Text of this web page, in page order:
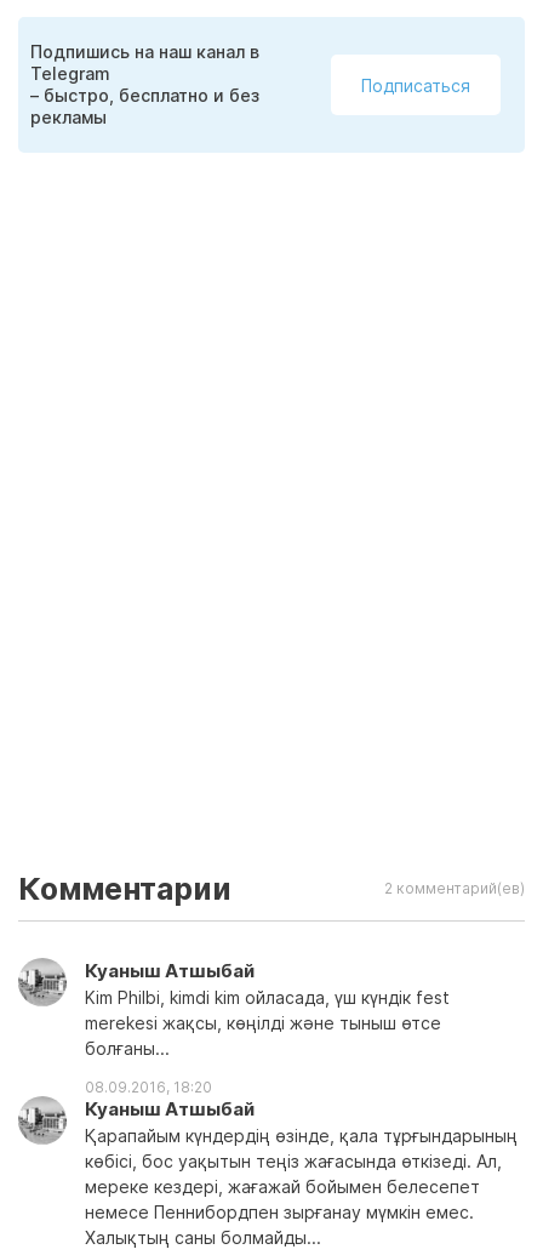
Подпишись на наш канал в
Telegram
– быстро, бесплатно и без
рекламы
Подписаться
Комментарии 2 комментарий(ев)
Куаныш Атшыбай
Kim Philbi, kimdi kim oйласада, үш күндік fest
merekesi жақсы, көңілді және тыныш өтсе
болғаны...
08.09.2016, 18:20
Куаныш Атшыбай
Қарапайым күндердің өзінде, қала тұрғындарының
көбісі, бос уақытын теңіз жағасында өткізеді. Ал,
мереке кездері, жағажай бойымен белесепет
немесе Пеннибордпен зырғанау мүмкін емес.
Халықтың саны болмайды...